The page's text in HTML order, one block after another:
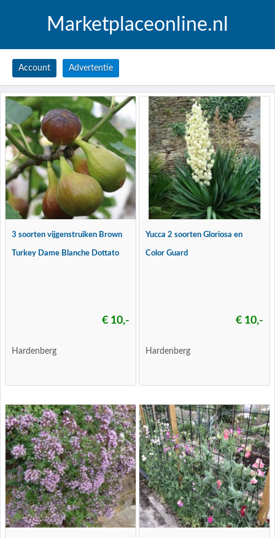
Marketplaceonline.nl
Account Advertentie
3 soorten vijgenstruiken Brown
Turkey Dame Blanche Dottato
€ 10,-
Hardenberg
Yucca 2 soorten Gloriosa en
Color Guard
€ 10,-
Hardenberg